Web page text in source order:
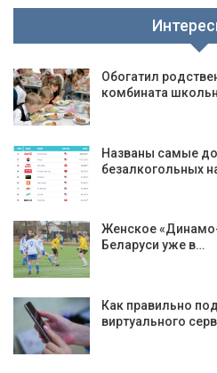
Обогатил
комбината
Названы самые
безалкогольных
Женское
Беларуси уже в…
Как правильно
виртуального